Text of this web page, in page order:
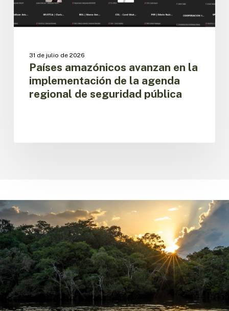
regional
de
seguridad
31 de julio de 2026
Países amazónicos avanzan en la
implementación de la agenda
regional de seguridad pública